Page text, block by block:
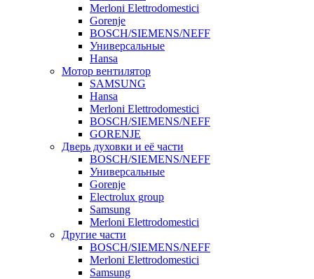
Merloni Elettrodomestici
Gorenje
BOSCH/SIEMENS/NEFF
Универсальные
Hansa
Мотор вентилятор
SAMSUNG
Hansa
Merloni Elettrodomestici
BOSCH/SIEMENS/NEFF
GORENJE
Дверь духовки и её части
BOSCH/SIEMENS/NEFF
Универсальные
Gorenje
Electrolux group
Samsung
Merloni Elettrodomestici
Другие части
BOSCH/SIEMENS/NEFF
Merloni Elettrodomestici
Samsung